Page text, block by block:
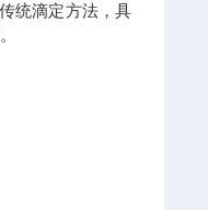
统滴定方法，具